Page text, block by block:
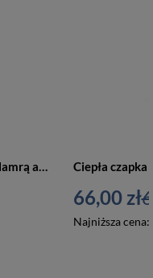
Elegancki skórzany pasek męski z klamrą automatyczną brązowy - Peterson A006 BR
66,00 zł
Najniższa cena: